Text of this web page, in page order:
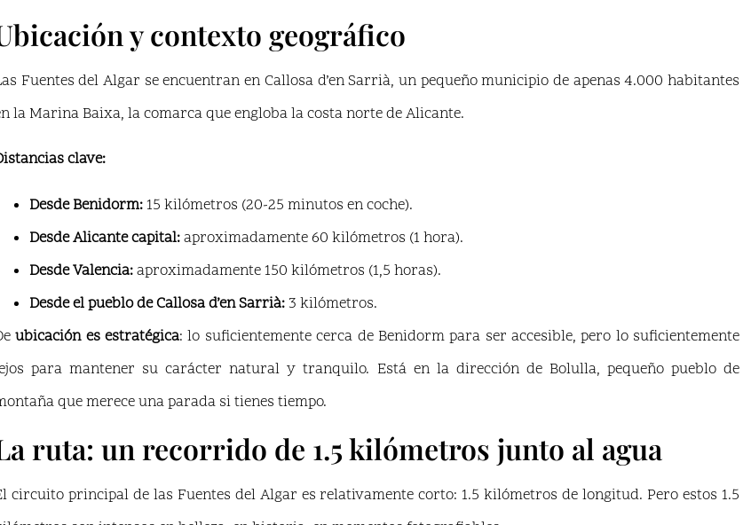
y contexto geográfico
Fuentes del Algar se encuentran en Callosa d’en Sarrià, un pequeño municipio de apenas 4.000 habitantes
la Marina Baixa, la comarca que engloba la costa norte de Alicante.
clave:
Desde Benidorm:15 kilómetros (20-25 minutos en coche).
Desde Alicante capital:aproximadamente 60 kilómetros (1 hora).
Desde Valencia:aproximadamente 150 kilómetros (1,5 horas).
Desde el pueblo de Callosa d’en Sarrià: 3 kilómetros.
ubicación es estratégica: lo suficientemente cerca de Benidorm para ser accesible, pero lo suficientemente
para mantener su carácter natural y tranquilo. Está en la dirección de Bolulla, pequeño pueblo de
que merece una parada si tienes tiempo.
ruta: un recorrido de 1.5 kilómetros junto al agua
circuito principal de las Fuentes del Algar es relativamente corto: 1.5 kilómetros de longitud. Pero estos 1.5